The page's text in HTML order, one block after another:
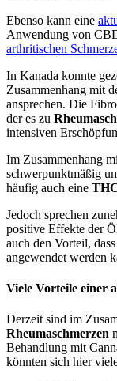
Ebenso kann eine
Anwendung von
arthritischen
In Kanada konnte
Zusammenhang mit
ansprechen. Die
der es zu
intensiven
Im Zusammenhang
schwerpunktmäßig
häufig auch eine
Jedoch sprechen
positive Effekte der
auch den Vorteil,
angewendet werden
Viele Vorteile einer
Derzeit sind im
Rheumaschmerzen
Behandlung mit
könnten sich hier